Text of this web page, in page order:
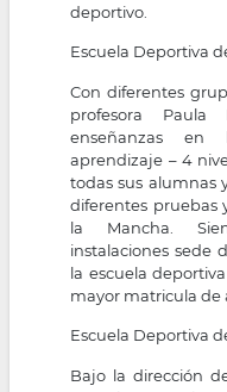
deportivo.
Escuela Deportiva
Con diferentes
profesora
enseñanzas en
aprendizaje – 4
todas sus alumnas
diferentes pruebas
la Mancha.
instalaciones sede
la escuela
mayor matricula de
Escuela Deportiva
Bajo la dirección